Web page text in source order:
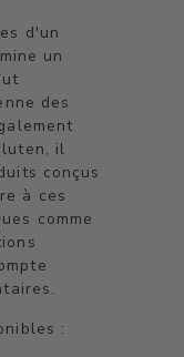
d'un
un
des
il
conçus
à ces
comme
: